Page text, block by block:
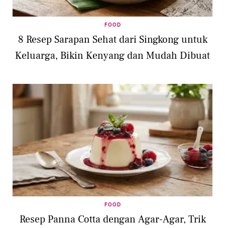
FOOD
8 Resep Sarapan Sehat dari Singkong untuk
Keluarga, Bikin Kenyang dan Mudah Dibuat
FOOD
Resep Panna Cotta dengan Agar-Agar, Trik